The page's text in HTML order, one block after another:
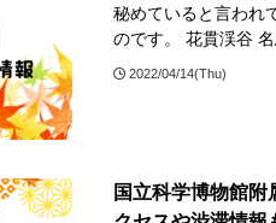
秘めていると言われ
のです。 花貫渓谷 名
2022/04/14(Thu)
国立科学博物館